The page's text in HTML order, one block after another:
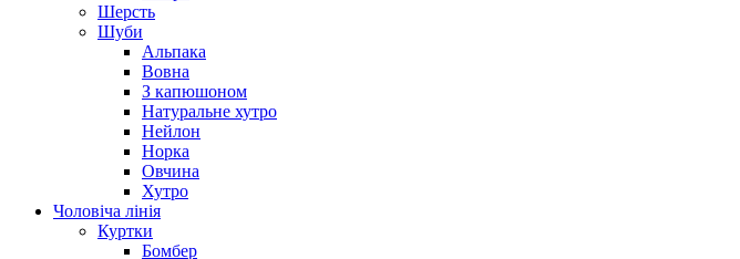
Шерсть
Шуби
Альпака
Вовна
З капюшоном
Натуральне хутро
Нейлон
Норка
Овчина
Хутро
Чоловіча лінія
Куртки
Бомбер